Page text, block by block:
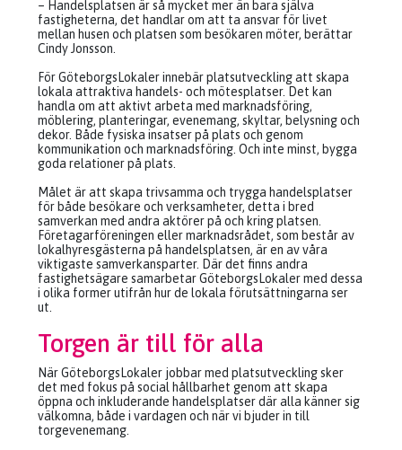
– Handelsplatsen är så mycket mer än bara själva
fastigheterna, det handlar om att ta ansvar för livet
mellan husen och platsen som besökaren möter, berättar
Cindy Jonsson.
För GöteborgsLokaler innebär platsutveckling att skapa
lokala attraktiva handels- och mötesplatser. Det kan
handla om att aktivt arbeta med marknadsföring,
möblering, planteringar, evenemang, skyltar, belysning och
dekor. Både fysiska insatser på plats och genom
kommunikation och marknadsföring. Och inte minst, bygga
goda relationer på plats.
Målet är att skapa trivsamma och trygga handelsplatser
för både besökare och verksamheter, detta i bred
samverkan med andra aktörer på och kring platsen.
Företagarföreningen eller marknadsrådet, som består av
lokalhyresgästerna på handelsplatsen, är en av våra
viktigaste samverkansparter. Där det finns andra
fastighetsägare samarbetar GöteborgsLokaler med dessa
i olika former utifrån hur de lokala förutsättningarna ser
ut.
Torgen är till för alla
När GöteborgsLokaler jobbar med platsutveckling sker
det med fokus på social hållbarhet genom att skapa
öppna och inkluderande handelsplatser där alla känner sig
välkomna, både i vardagen och när vi bjuder in till
torgevenemang.